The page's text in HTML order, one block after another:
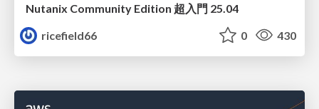
Nutanix Community Edition 超入門 25.04
ricefield66
0 430